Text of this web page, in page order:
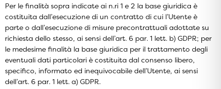
Per le finalità sopra indicate ai n.ri 1 e 2 la base giuridica è
costituita dall’esecuzione di un contratto di cui l’Utente è
parte o dall’esecuzione di misure precontrattuali adottate su
richiesta dello stesso, ai sensi dell’art. 6 par. 1 lett. b) GDPR; per
le medesime finalità la base giuridica per il trattamento degli
eventuali dati particolari è costituita dal consenso libero,
specifico, informato ed inequivocabile dell’Utente, ai sensi
dell’art. 6 par. 1 lett. a) GDPR.